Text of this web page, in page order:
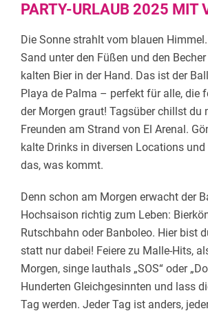
PARTY-URLAUB 2025 MIT
Die Sonne strahlt vom blauen
Sand unter den Füßen und den
kalten Bier in der Hand. Das ist der
Playa de Palma – perfekt für alle, die
der Morgen graut! Tagsüber chillst du
Freunden am Strand von El Arenal.
kalte Drinks in diversen Locations
das, was kommt.
Denn schon am Morgen erwacht der
Hochsaison richtig zum Leben:
Rutschbahn oder Banboleo. Hier bist
statt nur dabei! Feiere zu Malle-Hits,
Morgen, singe lauthals „SOS“ oder
Hunderten Gleichgesinnten und lass
Tag werden. Jeder Tag ist anders,